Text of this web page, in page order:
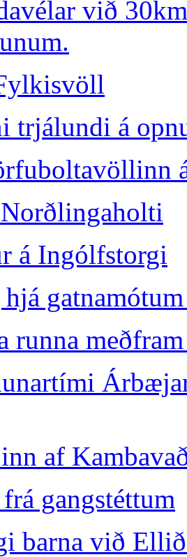
við
trjálundi á
á Ingólfstorgi
runna
af
gangstéttum
barna við